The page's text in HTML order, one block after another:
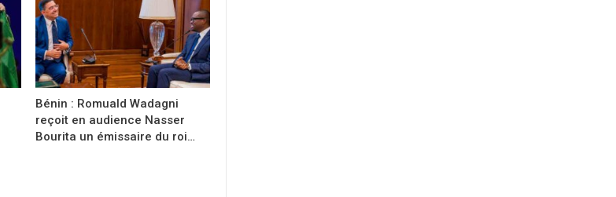
Bénin : Romuald Wadagni
reçoit en audience Nasser
Bourita un émissaire du roi…